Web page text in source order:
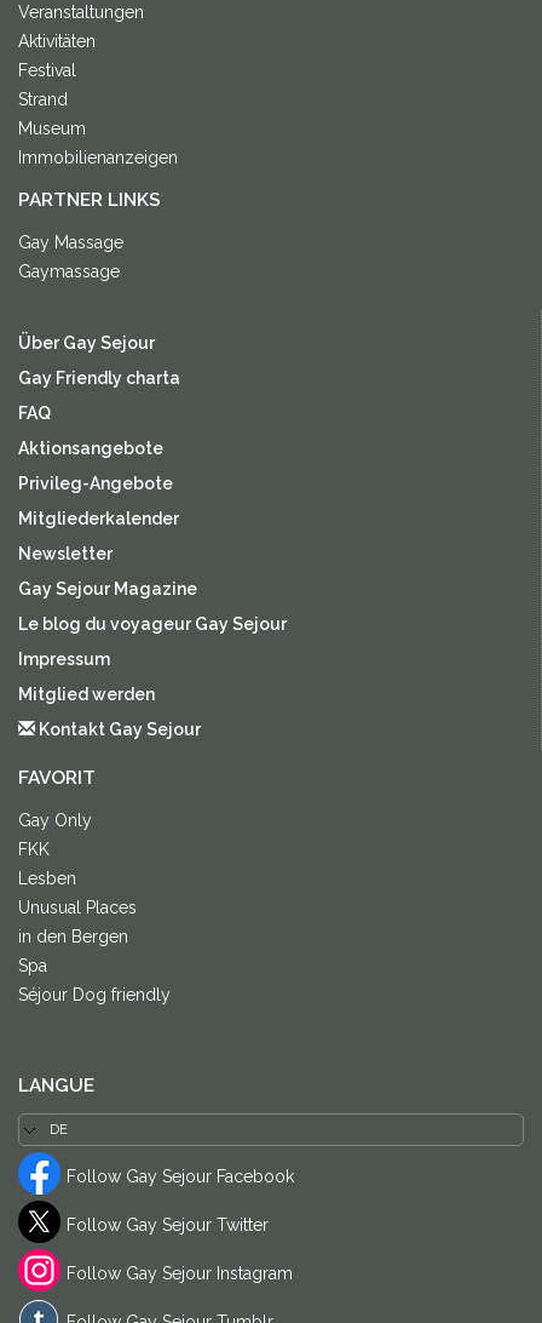
Veranstaltungen
Aktivitäten
Festival
Strand
Museum
Immobilienanzeigen
PARTNER LINKS
Gay Massage
Gaymassage
Über Gay Sejour
Gay Friendly charta
FAQ
Aktionsangebote
Privileg-Angebote
Mitgliederkalender
Newsletter
Gay Sejour Magazine
Le blog du voyageur Gay Sejour
Impressum
Mitglied werden
Kontakt Gay Sejour
FAVORIT
Gay Only
FKK
Lesben
Unusual Places
in den Bergen
Spa
Séjour Dog friendly
LANGUE
Follow Gay Sejour Facebook
Follow Gay Sejour Twitter
Follow Gay Sejour Instagram